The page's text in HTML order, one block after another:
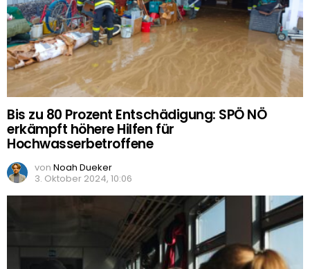
Bis zu 80 Prozent Entschädigung: SPÖ NÖ
erkämpft höhere Hilfen für
Hochwasserbetroffene
von Noah Dueker
3. Oktober 2024, 10:06